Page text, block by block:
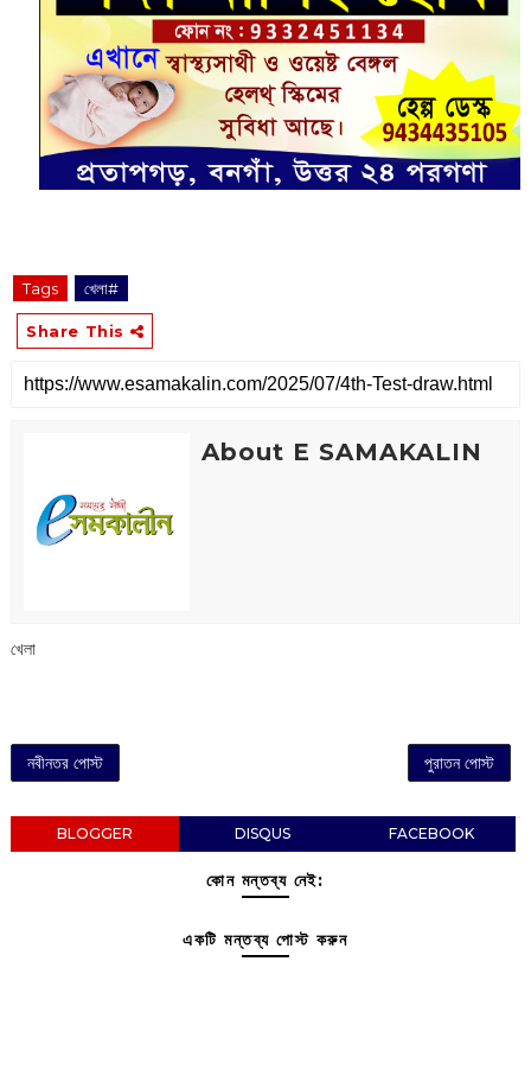
Tags খেলা#
Share This
About E SAMAKALIN
খেলা
নবীনতর পোস্ট পুরাতন পোস্ট
BLOGGER DISQUS FACEBOOK
কোন মন্তব্য নেই:
একটি মন্তব্য পোস্ট করুন